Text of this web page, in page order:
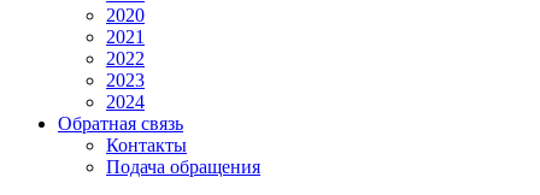
2020
2021
2022
2023
2024
Обратная связь
Контакты
Подача обращения